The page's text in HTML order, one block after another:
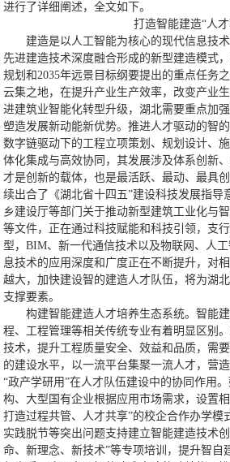
进行了详细阐述，全文如下。
打造智能建造“人才
建造是以人工智能为核心的现代信息技
先进建造技术深度融合形成的新型建造模式
规划和2035年远景目标纲要提出的重点任务
云集之地，在提升产业生产效率，改变产业
进建筑业智能化转型升级，湖北需要重点加
塑造发展新动能新优势。推进人才驱动的智
数字链驱动下的工程立项策划、规划设计、
体化集成与高效协同，其发展涉及体系创新
才是创新的载体，也是最活跃、最动、最具
续出合了《湖北省十四五”建设科技发展指导
乡建设厅等部门关于推动新型建筑工业化与
等文件，正在通过科技赋能和科技引领，支
型，BIM、新一代通信技术以及物联网、人
息技术的应用深度和广度正在不断提升，对
越大，加快建设智的建造人才队伍，将为湖
支撑要素。
构建智能建造人才培养生态系统。智能
程、工程管理等相关传统专业有着明显区别
技术，提升工程质量安全、效益和品质，需
的建设水平，以一流平台集聚一流人才，营
“政产学研用”在人才队伍建设中的协同作用
构、大型国有企业根据应用市场需求，设置
打造过程共管、人才共享”的校企合作办学模
实践脱节等突出问题支持建立智能建造技术
命、新理念、新技术”等专项培训，提升智自